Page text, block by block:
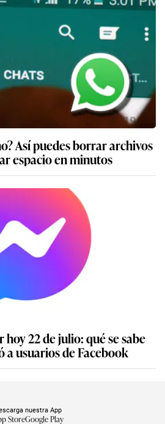
Así puedes borrar archivos
espacio en minutos
hoy 22 de julio: qué se sabe
a usuarios de Facebook
nuestra App
StoreGoogle Play